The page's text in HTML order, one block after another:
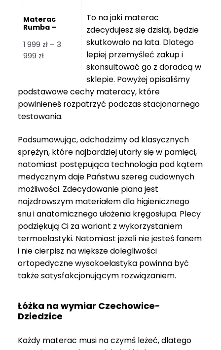
Materac
Rumba –
1 999 zł – 3
999 złZakres
1
999 zł
do
To na jaki materac
zdecydujesz się dzisiaj, będzie
skutkowało na lata. Dlatego
lepiej przemyśleć zakup i
skonsultować go z doradcą w
sklepie. Powyżej opisaliśmy
podstawowe cechy materacy, które
powinieneś rozpatrzyć podczas stacjonarnego
testowania.
Podsumowując, odchodzimy od klasycznych
sprężyn, które najbardziej utarły się w pamięci,
natomiast postępująca technologia pod kątem
medycznym daje Państwu szereg cudownych
możliwości. Zdecydowanie piana jest
najzdrowszym materiałem dla higienicznego
snu i anatomicznego ułożenia kręgosłupa. Plecy
podziękują Ci za wariant z wykorzystaniem
termoelastyki. Natomiast jeżeli nie jesteś fanem
i nie cierpisz na większe dolegliwości
ortopedyczne wysokoelastyka powinna być
także satysfakcjonującym rozwiązaniem.
Łóżka na wymiar Czechowice-
Dziedzice
Każdy materac musi na czymś leżeć, dlatego